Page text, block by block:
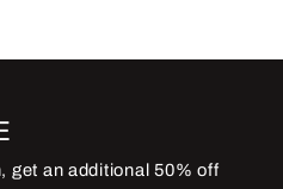
get an additional 50% off